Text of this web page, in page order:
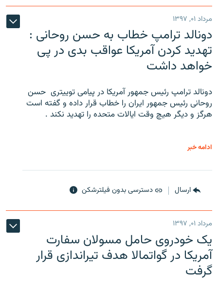
مرداد ۰۱, ۱۳۹۷
دونالد ترامپ خطاب به حسن روحانی :
تهدید کردن آمریکا عواقب بدی در پی
خواهد داشت
دونالد ترامپ رئیس جمهور آمریکا در پیامی توییتری ‌ حسن
روحانی رئیس جمهور ایران را خطاب قرار داده و گفته است
هرگز و دیگر هیچ وقت ایالات متحده را تهدید نکند .
ادامه خبر
ارسال دسترسی بدون فیلترشکن
مرداد ۰۱, ۱۳۹۷
یک خودروی حامل مسولان سفارت
آمریکا در گواتمالا هدف تیراندازی قرار
گرفت